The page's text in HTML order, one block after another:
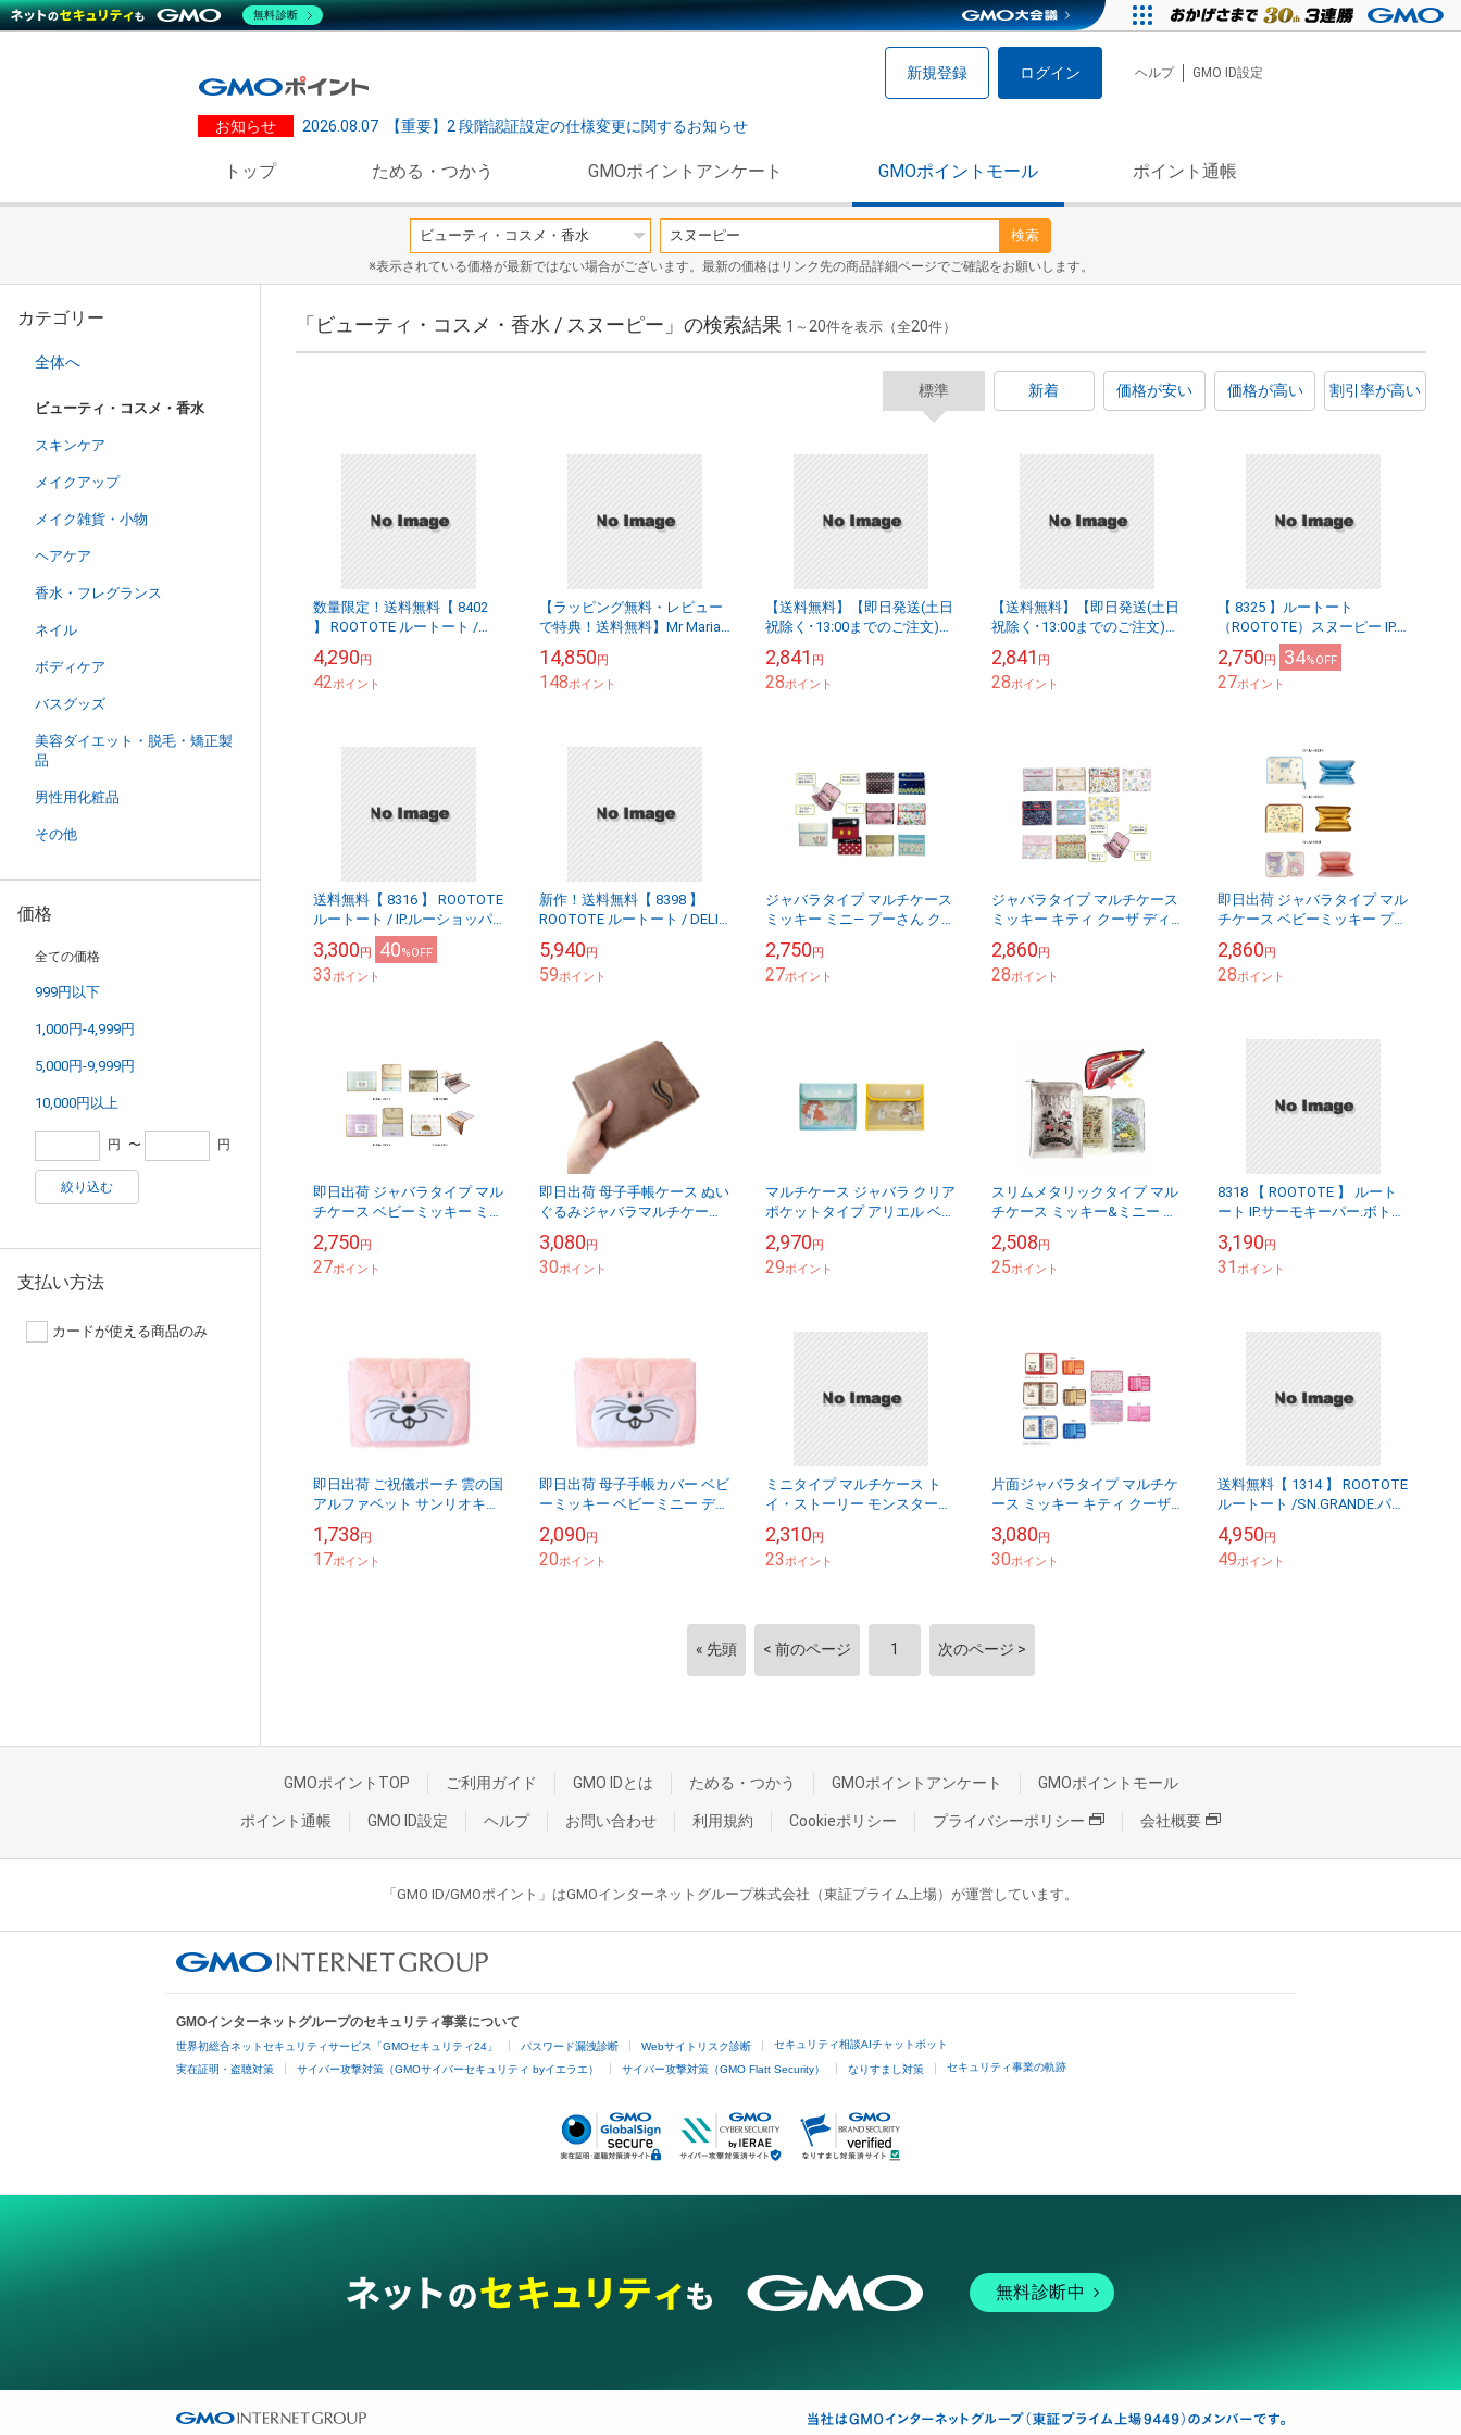
新規登録 ログイン ヘルプ GMO ID設定
お知らせ 2026.08.07 【重要】2 段階認証設定の仕様変更に関するお知らせ
トップ ためる・つかう GMOポイントアンケート GMOポイントモール ポイント通帳
検索
※表示されている価格が最新ではない場合がございます。最新の価格はリンク先の商品詳細ページでご確認をお願いします。
カテゴリー
全体へ
ビューティ・コスメ・香水
スキンケア
メイクアップ
メイク雑貨・小物
ヘアケア
香水・フレグランス
ネイル
ボディケア
バスグッズ
美容ダイエット・脱毛・矯正製
品
男性用化粧品
その他
価格
全ての価格
999円以下
1,000円-4,999円
5,000円-9,999円
10,000円以上
円 〜 円
絞り込む
支払い方法
カードが使える商品のみ
「ビューティ・コスメ・香水 / スヌーピー」の検索結果 1 ～ 20件を表示（全20件）
標準 新着 価格が安い 価格が高い 割引率が高い
数量限定！送料無料【 8402
】 ROOTOTE ルートート /
リ.ピーナッツ-...
4,290円
42ポイント
【ラッピング無料・レビュー
で特典！送料無料】Mr Maria
SNOOPY FIRST LIGH...
14,850円
148ポイント
【送料無料】【即日発送(土日
祝除く･13:00までのご注文)】
ア シャンプー&トリートメン
ト スヌーピ...
2,841 円
28ポイント
【送料無料】【即日発送(土日
祝除く･13:00までのご注文)】
スト シャンプー&トリートメ
ント スヌー...
2,841 円
28ポイント
【 8325 】ルートート
（ROOTOTE）スヌーピー IP.
ランヤード.ピーナッツ 8K ト
ートバッグ レディース マザー
ズバッ...
2,750円 34%OFF
27ポイント
送料無料【 8316 】 ROOTOTE
ルートート / IP.ルーショッパ
ー.デニム.ピーナッツ-8I 軽量
スヌーピー チャー...
3,300円 40%OFF
33ポイント
新作！送料無料【 8398 】
ROOTOTE ルートート / DELI
ツ 0B トートバッ...
5,940円
59ポイント
ジャバラタイプ マルチケース
ミッキー ミニ― プーさん クー
ん 子供 母子手帳 お薬手帳 カ
ード入...
2,750円
27ポイント
ジャバラタイプ マルチケース
ミッキー キティ クーザ ディ
ゃん 子供 母子手帳 お薬手帳
カード入...
2,860円
28ポイント
即日出荷 ジャバラタイプ マル
チケース ベビーミッキー プー
ーザ 赤ちゃん 子供 母子手帳
お薬手帳...
2,860円
28ポイント
即日出荷 ジャバラタイプ マル
チケース ベビーミッキー ミニ
ザ 赤ちゃん 子供 母子手帳 お
薬手帳 ...
2,750円
27ポイント
即日出荷 母子手帳ケース ぬい
ぐるみジャバラマルチケース
ちゃん 子供 母子手帳 お薬手
帳 カード...
3,080円
30ポイント
マルチケース ジャバラ クリア
ポケットタイプ アリエル ベル
ちゃん 子供 母子手帳 お薬手
帳 カー...
2,970円
29ポイント
スリムメタリックタイプ マル
チケース ミッキー&ミニー く
インク クーザ ディズニー ベ
ビー 赤ちゃん...
2,508円
25ポイント
8318 【 ROOTOTE 】 ルート
ート IP.サーモキーパー.ボトル.
える お弁当 ラン...
3,190円
31ポイント
即日出荷 ご祝儀ポーチ 雲の国
アルファベット サンリオキャ
ポムポムプリン 赤ちゃん 子供
母子手...
1,738円
17ポイント
即日出荷 母子手帳カバー ベビ
ーミッキー ベビーミニー ディ
帳 お薬手帳 カード入れ かわ
いい 可愛...
2,090円
20ポイント
ミニタイプ マルチケース ト
イ・ストーリー モンスター
ーザ ディズニー ベビー 赤ち
ゃん 子供 母子...
2,310円
23ポイント
片面ジャバラタイプ マルチケ
ース ミッキー キティ クーザ
赤ちゃん 子供 母子手帳 お薬
手帳 カー...
3,080円
30ポイント
送料無料【 1314 】 ROOTOTE
ルートート /SN.GRANDE.パッ
軽量 旅行 コンパ...
4,950円
49ポイント
« 先頭 < 前のページ 1 次のページ >
GMOポイントTOP ご利用ガイド GMO IDとは ためる・つかう GMOポイントアンケート GMOポイントモール
ポイント通帳 GMO ID設定 ヘルプ お問い合わせ 利用規約 Cookieポリシー プライバシーポリシー 会社概要
「GMO ID/GMOポイント」はGMOインターネットグループ株式会社（東証プライム上場）が運営しています。
GMOインターネットグループのセキュリティ事業について
世界初総合ネットセキュリティサービス「GMOセキュリティ24」 パスワード漏洩診断 Webサイトリスク診断 セキュリティ相談AIチャットボット
実在証明・盗聴対策 サイバー攻撃対策（GMOサイバーセキュリティ byイエラエ） サイバー攻撃対策（GMO Flatt Security） なりすまし対策 セキュリティ事業の軌跡
無料診断中
無料診断